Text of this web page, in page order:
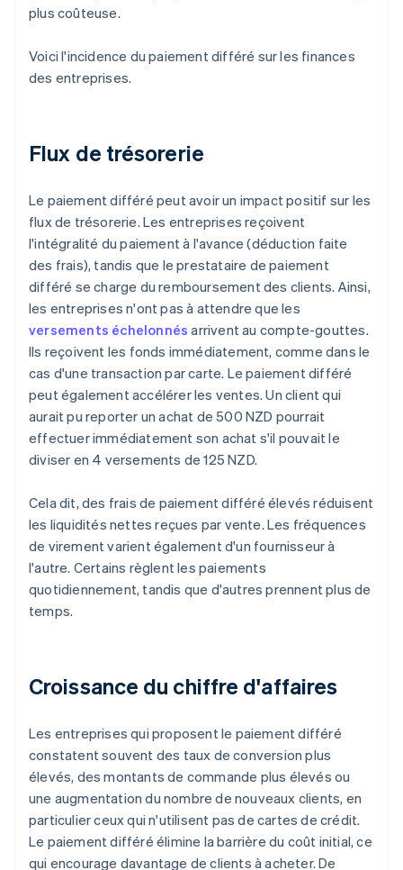
plus coûteuse.
Voici l'incidence du paiement différé sur les finances
des entreprises.
Flux de trésorerie
Le paiement différé peut avoir un impact positif sur les
flux de trésorerie. Les entreprises reçoivent
l'intégralité du paiement à l'avance (déduction faite
des frais), tandis que le prestataire de paiement
différé se charge du remboursement des clients. Ainsi,
les entreprises n'ont pas à attendre que les
versements échelonnés arrivent au compte-gouttes.
Ils reçoivent les fonds immédiatement, comme dans le
cas d'une transaction par carte. Le paiement différé
peut également accélérer les ventes. Un client qui
aurait pu reporter un achat de 500 NZD pourrait
effectuer immédiatement son achat s'il pouvait le
diviser en 4 versements de 125 NZD.
Cela dit, des frais de paiement différé élevés réduisent
les liquidités nettes reçues par vente. Les fréquences
de virement varient également d'un fournisseur à
l'autre. Certains règlent les paiements
quotidiennement, tandis que d'autres prennent plus de
temps.
Croissance du chiffre d'affaires
Les entreprises qui proposent le paiement différé
constatent souvent des taux de conversion plus
élevés, des montants de commande plus élevés ou
une augmentation du nombre de nouveaux clients, en
particulier ceux qui n'utilisent pas de cartes de crédit.
Le paiement différé élimine la barrière du coût initial, ce
qui encourage davantage de clients à acheter. De